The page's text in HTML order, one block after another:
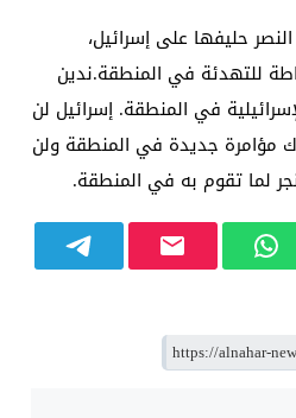
حليفها على إسرائيل،
للتهدئة في المنطقة.ندين
في المنطقة. إسرائيل لن
مؤامرة جديدة في المنطقة ولن
لما تقوم به في المنطقة.